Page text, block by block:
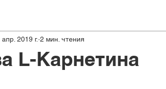
L-Карнетина
2019 г. 2 мин. чтения